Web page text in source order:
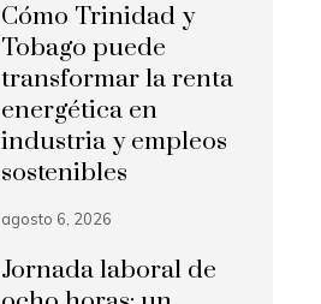
Cómo Trinidad y
Tobago puede
transformar la renta
energética en
industria y empleos
sostenibles
agosto 6, 2026
Jornada laboral de